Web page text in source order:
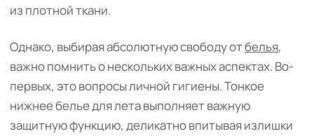
из плотной ткани.
Однако, выбирая абсолютную свободу отбелья,
важно помнить о нескольких важных аспектах. Во-
первых, это вопросы личной гигиены. Тонкое
нижнее белье для лета выполняет важную
защитную функцию, деликатно впитывая излишки